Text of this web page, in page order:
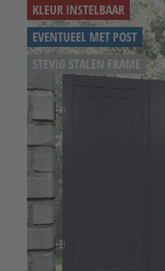
KLEUR INSTELBAAR
EVENTUEEL MET POST
STEVIG STALEN FRAME